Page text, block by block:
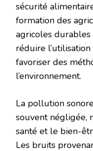
sécurité
formation des
agricoles
réduire
favoriser des
l’environnement.
La pollution
souvent négligée,
santé et le bien-
Les bruits